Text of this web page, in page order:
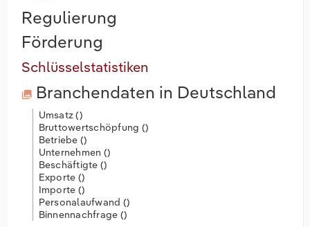
Regulierung
Förderung
Schlüsselstatistiken
Branchendaten in Deutschland
Umsatz ()
Bruttowertschöpfung ()
Betriebe ()
Unternehmen ()
Beschäftigte ()
Exporte ()
Importe ()
Personalaufwand ()
Binnennachfrage ()